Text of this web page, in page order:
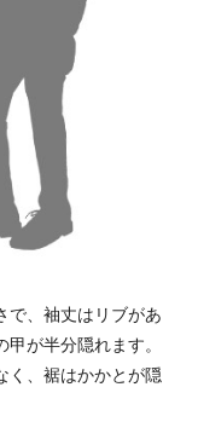
で、袖丈はリブがあ
が半分隠れます。
く、裾はかかとが隠